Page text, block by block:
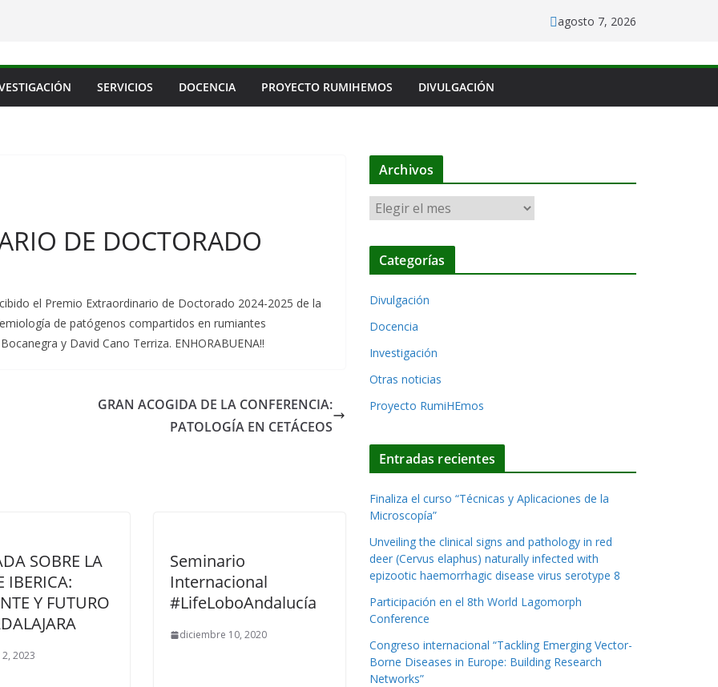
agosto 7, 2026
SERVICIOS DOCENCIA PROYECTO RUMIHEMOS DIVULGACIÓN
DE DOCTORADO
el Premio Extraordinario de Doctorado 2024-2025 de la
de patógenos compartidos en rumiantes
y David Cano Terriza. ENHORABUENA!!
GRAN ACOGIDA DE LA CONFERENCIA:
PATOLOGÍA EN CETÁCEOS
SOBRE LA
IBERICA:
Y FUTURO
2023
Seminario
Internacional
#LifeLoboAndalucía
diciembre 10, 2020
Archivos
r
c
v
o
s
Categorías
Divulgación
Docencia
Investigación
Otras noticias
Proyecto RumiHEmos
Entradas recientes
Finaliza el curso “Técnicas y Aplicaciones de la
Microscopía”
Unveiling the clinical signs and pathology in red
deer (Cervus elaphus) naturally infected with
epizootic haemorrhagic disease virus serotype 8
Participación en el 8th World Lagomorph
Conference
Congreso internacional “Tackling Emerging Vector-
Borne Diseases in Europe: Building Research
Networks”